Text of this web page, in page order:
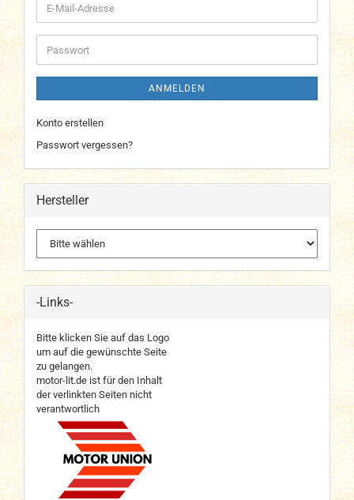
E-
Mail-
Adresse
Passwort
ANMELDEN
Konto erstellen
Passwort vergessen?
Hersteller
-Links-
Bitte klicken Sie auf das Logo
um auf die gewünschte Seite
zu gelangen.
motor-lit.de ist für den Inhalt
der verlinkten Seiten nicht
verantwortlich